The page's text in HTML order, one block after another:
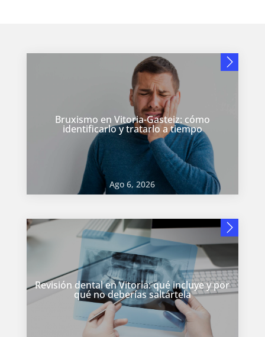
Bruxismo en Vitoria-Gasteiz: cómo
identificarlo y tratarlo a tiempo
Ago 6, 2026
Revisión dental en Vitoria: qué incluye y por
qué no deberías saltártela